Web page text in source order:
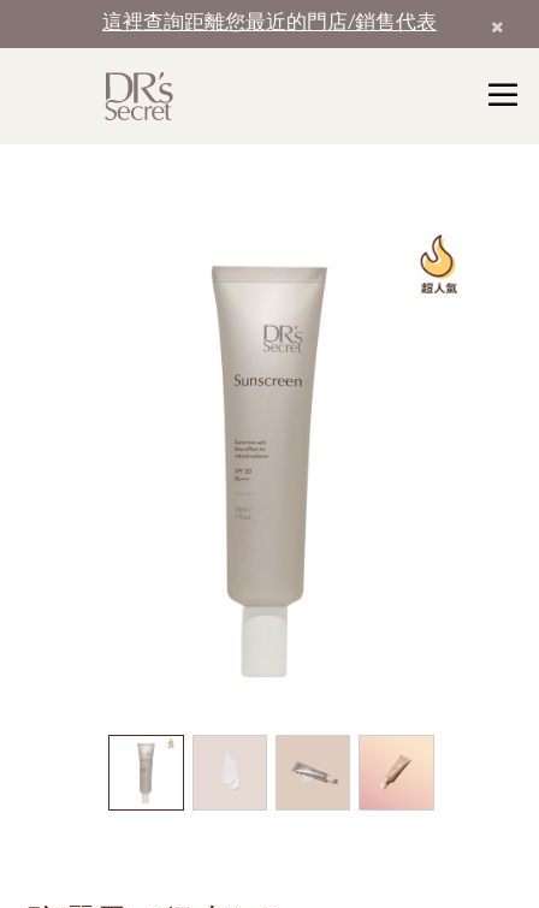
這裡查詢距離您最近的門店/銷售代表